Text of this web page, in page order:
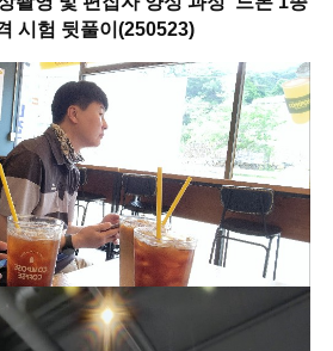
시험 뒷풀이(250523)